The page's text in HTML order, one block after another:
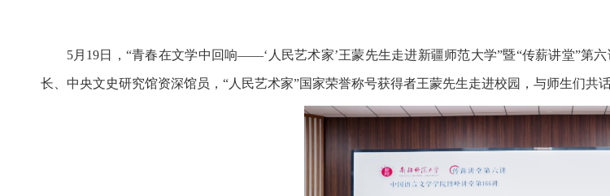
5月19日，“青春在文学中回响——‘人民艺术家’王蒙先生走进新疆师范大学”暨“传薪讲堂”第
长、中央文史研究馆资深馆员，“人民艺术家”国家荣誉称号获得者王蒙先生走进校园，与师生们共话